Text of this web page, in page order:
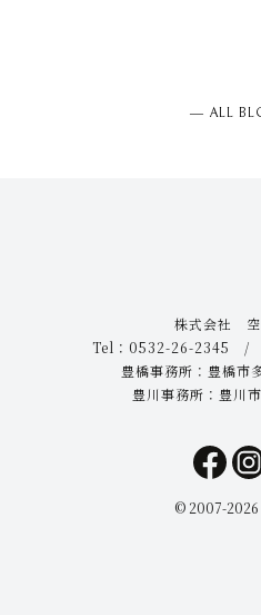
― ALL
株式会社 空
Tel：0532-26-2345 /
豊橋事務所：豊橋市
豊川事務所：豊川
© 2007-